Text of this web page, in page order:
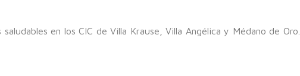
en los CIC de Villa Krause, Villa Angélica y Médano de Oro.